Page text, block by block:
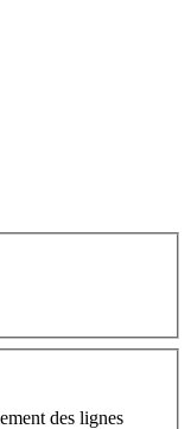
des lignes